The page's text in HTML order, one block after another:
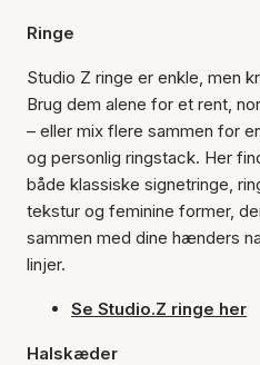
Ringe
Studio Z ringe er enkle, men
Brug dem alene for et rent,
– eller mix flere sammen for
og personlig ringstack. Her
både klassiske signetringe,
tekstur og feminine former,
sammen med dine hænders
linjer.
Se Studio.Z ringe her
Halskæder